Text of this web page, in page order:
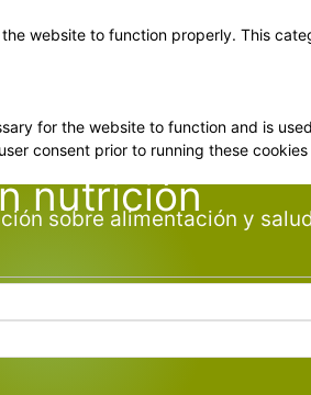
website to function properly. This
for the website to function and is
consent prior to running these
nutrición
sobre alimentación y